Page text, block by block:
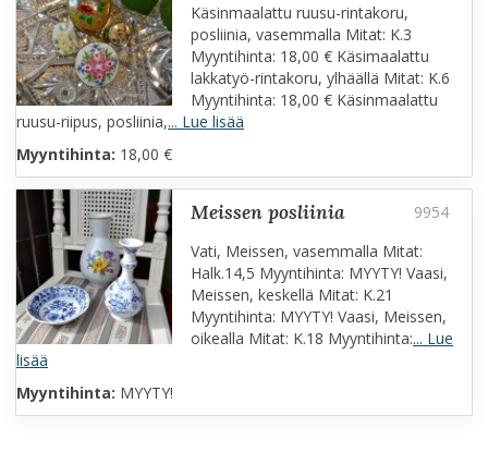
Käsinmaalattu ruusu-rintakoru,
posliinia, vasemmalla Mitat: K.3
Myyntihinta: 18,00 € Käsimaalattu
lakkatyö-rintakoru, ylhäällä Mitat: K.6
Myyntihinta: 18,00 € Käsinmaalattu
ruusu-riipus, posliinia,... Lue lisää
Myyntihinta: 18,00 €
meissen posliinia
Vati, Meissen, vasemmalla Mitat:
Halk.14,5 Myyntihinta: MYYTY! Vaasi,
Meissen, keskellä Mitat: K.21
Myyntihinta: MYYTY! Vaasi, Meissen,
oikealla Mitat: K.18 Myyntihinta:... Lue
lisää
Myyntihinta: MYYTY!